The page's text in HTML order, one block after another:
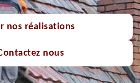
nos réalisations
nous